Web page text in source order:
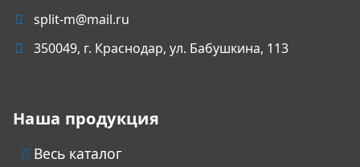
split-m@mail.ru
350049, г. Краснодар, ул. Бабушкина, 113
Наша продукция
Весь каталог